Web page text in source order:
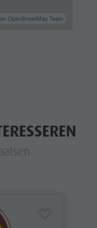
OpenStreetMap Team